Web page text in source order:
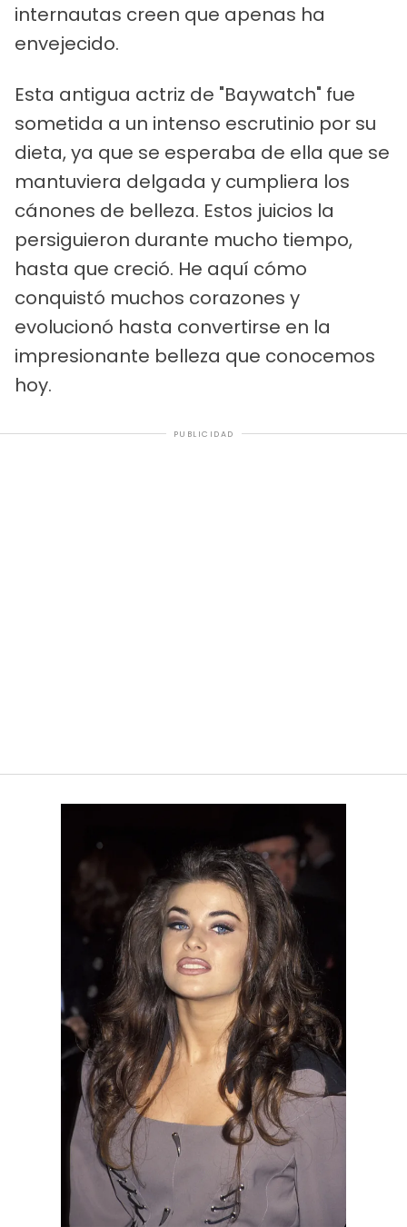
internautas creen que apenas ha
envejecido.
Esta antigua actriz de "Baywatch" fue
sometida a un intenso escrutinio por su
dieta, ya que se esperaba de ella que se
mantuviera delgada y cumpliera los
cánones de belleza. Estos juicios la
persiguieron durante mucho tiempo,
hasta que creció. He aquí cómo
conquistó muchos corazones y
evolucionó hasta convertirse en la
impresionante belleza que conocemos
hoy.
PUBLICIDAD